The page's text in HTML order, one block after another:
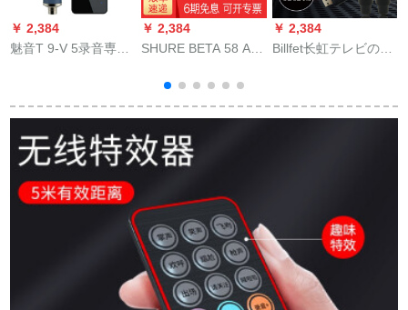
￥ 2,384
魅音T 9-V 5录音専门
けオ・デオカドセン
设备震音速K歌マキT
9-6(セト)ブラケット
￥ 2,384
SHURE BETA 58 A専
の舞台演出カラオケ
専门用ケベルベルマ
a+デスホット+胜ち6
mキーパーノレイン
￥ 2,384
Billfet长虹テレビの全
トリアM 1 C 1のテレ